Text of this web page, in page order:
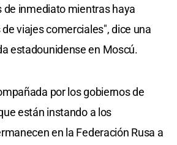
de inmediato mientras haya
viajes comerciales", dice una
estadounidense en Moscú.
por los gobiernos de
están instando a los
en la Federación Rusa a